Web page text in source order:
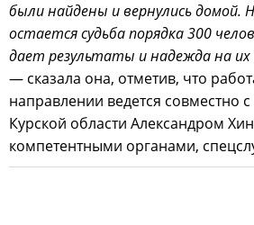
были найдены и вернулись домой.
остается судьба порядка 300
дает результаты и надежда на их
— сказала она, отметив, что
направлении ведется совместно
Курской области Александром
компетентными органами,